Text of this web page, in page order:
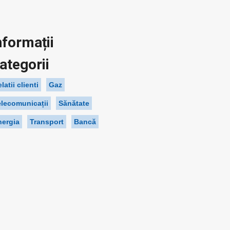
clienti Gaz
Sănătate
Transport Bancă